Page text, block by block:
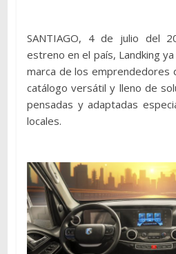
SANTIAGO, 4 de julio del
estreno en el país, Landking
marca de los emprendedores
catálogo versátil y lleno de
pensadas y adaptadas
locales.